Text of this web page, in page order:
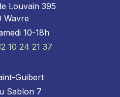
Louvain 395
Wavre
10-18h
10 24 21 37
Guibert
Sablon 7